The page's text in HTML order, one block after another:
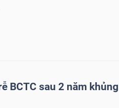
BCTC sau 2 năm khủng